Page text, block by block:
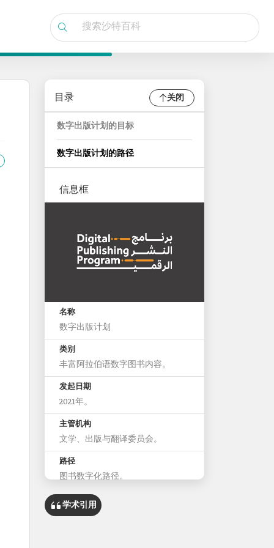
目录 关闭
数字出版计划的目标
数字出版计划的路径
信息框
名称
数字出版计划
类别
丰富阿拉伯语数字图书内容。
发起日期
2021年。
主管机构
文学、出版与翻译委员会。
路径
图书数字化路径。
有声读物路径
学术引用